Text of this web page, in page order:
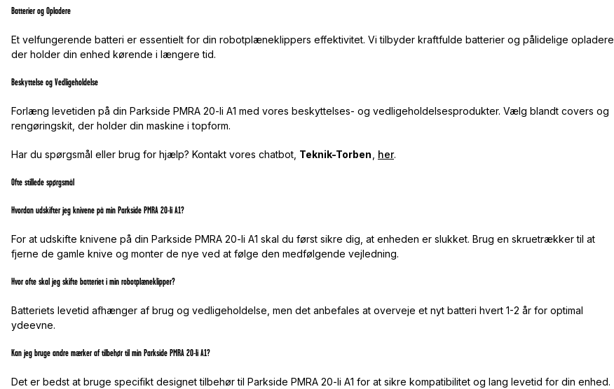
Batterier og Opladere
Et velfungerende batteri er essentielt for din robotplæneklippers effektivitet. Vi tilbyder kraftfulde batterier og pålidelige opladere,
der holder din enhed kørende i længere tid.
Beskyttelse og Vedligeholdelse
Forlæng levetiden på din Parkside PMRA 20-li A1 med vores beskyttelses- og vedligeholdelsesprodukter. Vælg blandt covers og
rengøringskit, der holder din maskine i topform.
Har du spørgsmål eller brug for hjælp? Kontakt vores chatbot, Teknik-Torben her.
Ofte stillede spørgsmål
Hvordan udskifter jeg knivene på min Parkside PMRA 20-li A1?
For at udskifte knivene på din Parkside PMRA 20-li A1 skal du først sikre dig, at enheden er slukket. Brug en skruetrækker til at
fjerne de gamle knive og monter de nye ved at følge den medfølgende vejledning.
Hvor ofte skal jeg skifte batteriet i min robotplæneklipper?
Batteriets levetid afhænger af brug og vedligeholdelse, men det anbefales at overveje et nyt batteri hvert 1-2 år for optimal
ydeevne.
Kan jeg bruge andre mærker af tilbehør til min Parkside PMRA 20-li A1?
Det er bedst at bruge specifikt designet tilbehør til Parkside PMRA 20-li A1 for at sikre kompatibilitet og lang levetid for din enhed.